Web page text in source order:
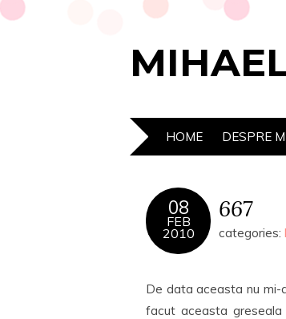
HOME DESPRE
08
FEB
2010
667
categories:
De data aceasta nu mi-
facut aceasta